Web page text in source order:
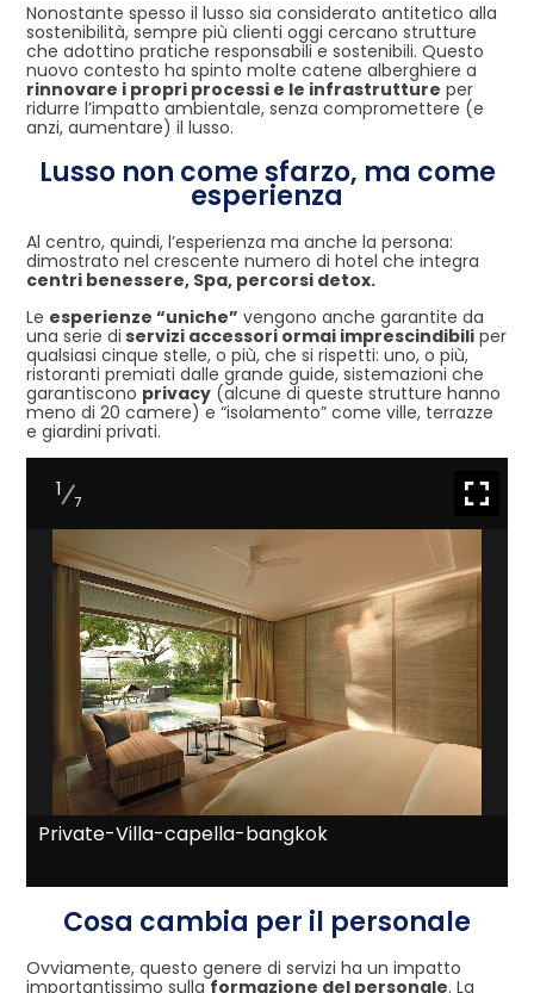
Nonostante spesso il lusso sia considerato antitetico alla
sostenibilità, sempre più clienti oggi cercano strutture
che adottino pratiche responsabili e sostenibili. Questo
nuovo contesto ha spinto molte catene alberghiere a
rinnovare i propri processi e le infrastrutture per
ridurre l’impatto ambientale, senza compromettere (e
anzi, aumentare) il lusso.
Lusso non come sfarzo, ma come
esperienza
Al centro, quindi, l’esperienza ma anche la persona:
dimostrato nel crescente numero di hotel che integra
centri benessere, Spa, percorsi detox.
Le esperienze “uniche” vengono anche garantite da
una serie di servizi accessori ormai imprescindibili per
qualsiasi cinque stelle, o più, che si rispetti: uno, o più,
ristoranti premiati dalle grande guide, sistemazioni che
garantiscono privacy (alcune di queste strutture hanno
meno di 20 camere) e “isolamento” come ville, terrazze
e giardini privati.
1
7
Private-Villa-capella-bangkok
Cosa cambia per il personale
Ovviamente, questo genere di servizi ha un impatto
importantissimo sullaformazione del personale. La